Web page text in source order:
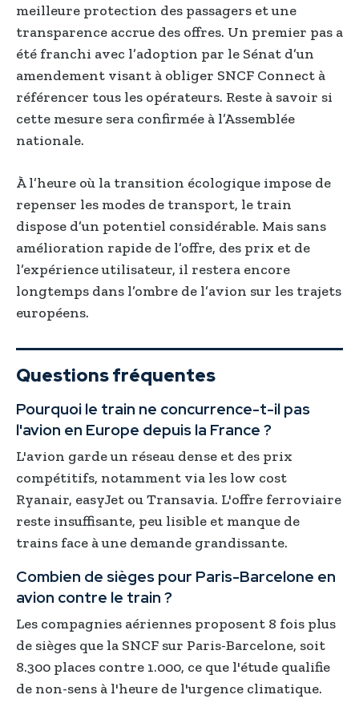
meilleure protection des passagers et une
transparence accrue des offres. Un premier pas a
été franchi avec l’adoption par le Sénat d’un
amendement visant à obliger SNCF Connect à
référencer tous les opérateurs. Reste à savoir si
cette mesure sera confirmée à l’Assemblée
nationale.
À l’heure où la transition écologique impose de
repenser les modes de transport, le train
dispose d’un potentiel considérable. Mais sans
amélioration rapide de l’offre, des prix et de
l’expérience utilisateur, il restera encore
longtemps dans l’ombre de l’avion sur les trajets
européens.
Questions fréquentes
Pourquoi le train ne concurrence-t-il pas
l'avion en Europe depuis la France ?
L'avion garde un réseau dense et des prix
compétitifs, notamment via les low cost
Ryanair, easyJet ou Transavia. L'offre ferroviaire
reste insuffisante, peu lisible et manque de
trains face à une demande grandissante.
Combien de sièges pour Paris-Barcelone en
avion contre le train ?
Les compagnies aériennes proposent 8 fois plus
de sièges que la SNCF sur Paris-Barcelone, soit
8.300 places contre 1.000, ce que l'étude qualifie
de non-sens à l'heure de l'urgence climatique.